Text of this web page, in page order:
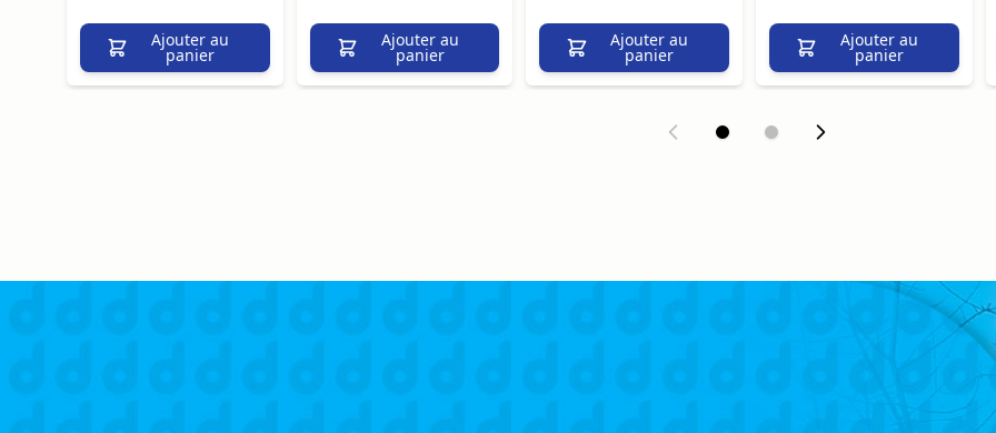
Ajouter au
panier
Ajouter au
panier
Ajouter au
panier
Ajouter au
panier